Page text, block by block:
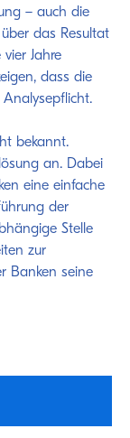
– auch die
das Resultat
Jahre
dass die
bekannt.
an. Dabei
eine einfache
der
Stelle
zur
Banken seine